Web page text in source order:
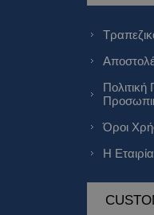
Όροι
Η Εταιρία